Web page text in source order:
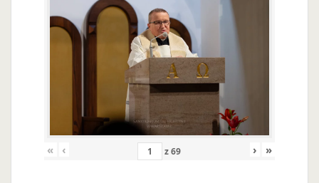
« ‹ z69 › »